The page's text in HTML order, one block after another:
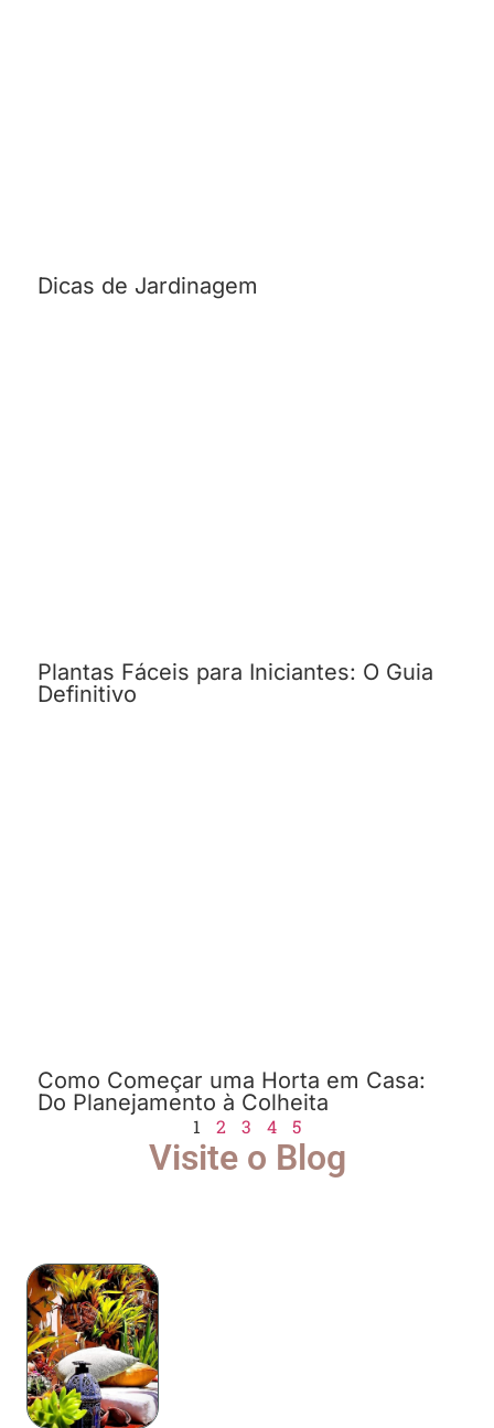
Dicas de Jardinagem
Plantas Fáceis para Iniciantes: O Guia
Definitivo
Como Começar uma Horta em Casa:
Do Planejamento à Colheita
1 2 3 4 5
Visite o Blog